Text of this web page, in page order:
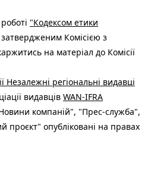
"Кодексом етики
затвердженим Комісією з
на матеріал до Комісії
Незалежні регіональні видавці
видавців WAN-IFRA
компаній", "Прес-служба",
проєкт" опубліковані на правах